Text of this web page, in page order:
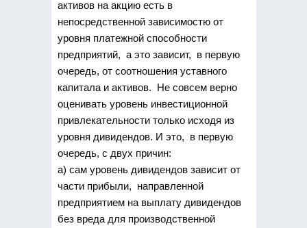
активов на акцию есть в
непосредственной зависимостю от
уровня платежной способности
предприятий, а это зависит, в первую
очередь, от соотношения уставного
капитала и активов. Не совсем верно
оценивать уровень инвестиционной
привлекательности только исходя из
уровня дивидендов. И это, в первую
очередь, с двух причин:
a) сам уровень дивидендов зависит от
части прибыли, направленной
предприятием на выплату дивидендов
без вреда для производственной